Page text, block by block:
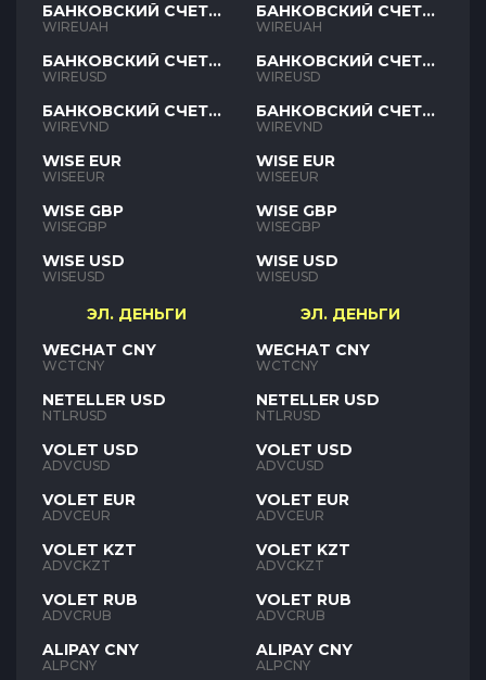
БАНКОВСКИЙ СЧЕТ
UAH
WIREUAH
БАНКОВСКИЙ СЧЕТ
USD
WIREUSD
БАНКОВСКИЙ СЧЕТ
VND
WIREVND
WISE EUR
WISEEUR
WISE GBP
WISEGBP
WISE USD
WISEUSD
ЭЛ. ДЕНЬГИ
WECHAT CNY
WCTCNY
NETELLER USD
NTLRUSD
VOLET USD
ADVCUSD
VOLET EUR
ADVCEUR
VOLET KZT
ADVCKZT
VOLET RUB
ADVCRUB
ALIPAY CNY
ALPCNY
БАНКОВСКИЙ СЧЕТ
UAH
WIREUAH
БАНКОВСКИЙ СЧЕТ
USD
WIREUSD
БАНКОВСКИЙ СЧЕТ
VND
WIREVND
WISE EUR
WISEEUR
WISE GBP
WISEGBP
WISE USD
WISEUSD
ЭЛ. ДЕНЬГИ
WECHAT CNY
WCTCNY
NETELLER USD
NTLRUSD
VOLET USD
ADVCUSD
VOLET EUR
ADVCEUR
VOLET KZT
ADVCKZT
VOLET RUB
ADVCRUB
ALIPAY CNY
ALPCNY